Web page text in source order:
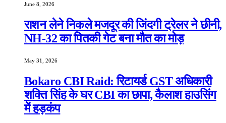
June 8, 2026
राशन लेने निकले मजदूर की जिंदगी ट्रेलर ने छीनी,
NH-32 का पितकी गेट बना मौत का मोड़
May 31, 2026
Bokaro CBI Raid: रिटायर्ड GST अधिकारी
शक्ति सिंह के घर CBI का छापा, कैलाश हाउसिंग
में हड़कंप